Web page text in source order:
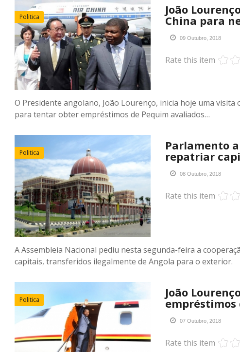
Politica
João
China para
09 Outubro, 2018
Rate this item
O Presidente angolano, João Lourenço, inicia hoje uma visita
para tentar obter empréstimos de Pequim avaliados…
Politica
Parlamento
repatriar
08 Outubro, 2018
Rate this item
A Assembleia Nacional pediu nesta segunda-feira a
capitais, transferidos ilegalmente de Angola para o exterior.
Politica
João
empréstimos
07 Outubro, 2018
Rate this item